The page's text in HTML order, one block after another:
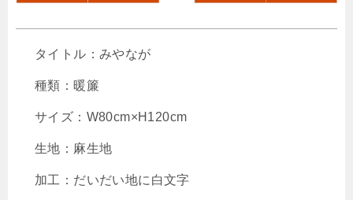
タイトル：みやなが
種類：暖簾
サイズ：W80cm×H120cm
生地：麻生地
加工：だいだい地に白文字